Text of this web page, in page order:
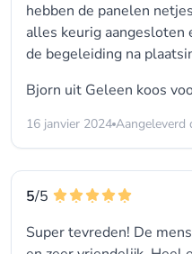
hebben de panelen
alles keurig aangesloten
de begeleiding na
Bjorn uit Geleen koos
16 janvier 2024 Aangeleverd
5/5
Super tevreden! De